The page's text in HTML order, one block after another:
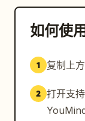
如何使
1 复制上
2 打开支